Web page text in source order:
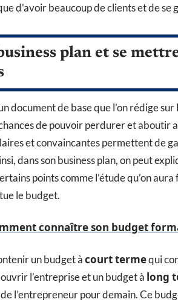
d’avoir beaucoup de clients et de se
plan et se
document de base que l’on rédige
de pouvoir perdurer et aboutir
et convaincantes permettent de
dans son business plan, on peut
points comme l’étude qu’on
le budget.
connaître son budget
un budget àcourt termequi
l’entreprise et un budget à long
l’entrepreneur pour demain. Ce